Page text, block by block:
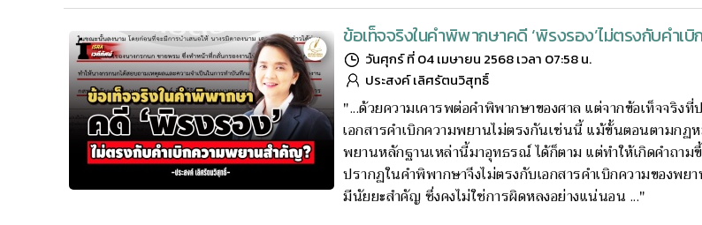
ข้อเท็จจริงในคำพิพากษาคดี ‘พิรงรอง’ไม่ตรงกับคำ
วันศุกร์ ที่ 04 เมษายน 2568 เวลา 07:58 น.
ประสงค์ เลิศรัตนวิสุทธิ์
"...ด้วยความเคารพต่อคำพิพากษาของศาล แต่จากข้อเท็จจริง
เอกสารคำเบิกความพยานไม่ตรงกันเช่นนี้ แม้ข้้นตอนตามกฏ
พยานหลักฐานเหล่านี้มาอุทธรณ์ ได้ก็ตาม แต่ทำให้เกิดคำถาม
ปรากฏในคำพิพากษาจึงไม่ตรงกับเอกสารคำเบิกความของพ
มีนัยยะสำคัญ ซึ่งคงไม่ใช่การผิดหลงอย่างแน่นอน ..."